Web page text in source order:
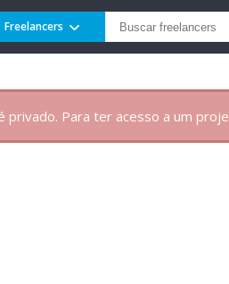
Freelancers
privado. Para ter acesso a um